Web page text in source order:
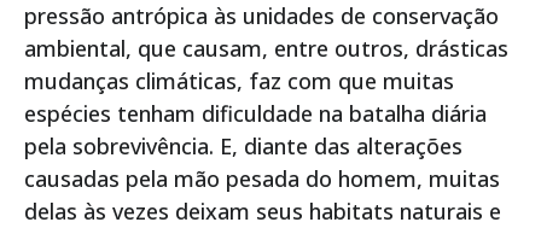
pressão antrópica às unidades de conservação
ambiental, que causam, entre outros, drásticas
mudanças climáticas, faz com que muitas
espécies tenham dificuldade na batalha diária
pela sobrevivência. E, diante das alterações
causadas pela mão pesada do homem, muitas
delas às vezes deixam seus habitats naturais e